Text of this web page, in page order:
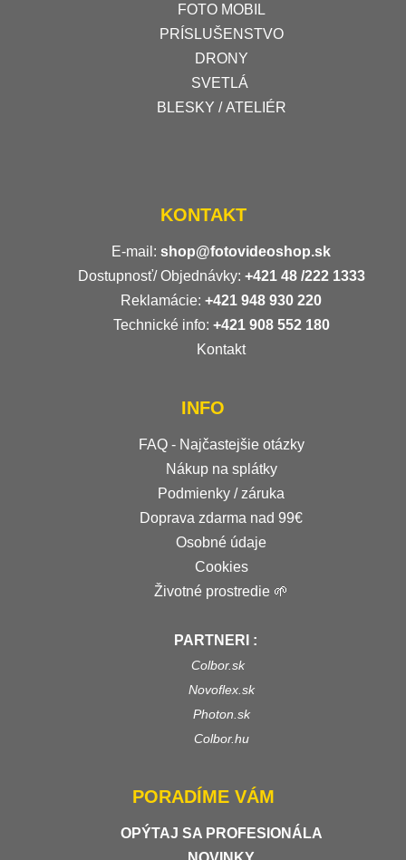
FOTO MOBIL
PRÍSLUŠENSTVO
DRONY
SVETLÁ
BLESKY / ATELIÉR
KONTAKT
E-mail: shop@fotovideoshop.sk
Dostupnosť/ Objednávky: +421 48 /222 1333
Reklamácie: +421 948 930 220
Technické info: +421 908 552 180
Kontakt
INFO
FAQ - Najčastejšie otázky
Nákup na splátky
Podmienky / záruka
Doprava zdarma nad 99€
Osobné údaje
Cookies
Životné prostredie 🌱
PARTNERI :
Colbor.sk
Novoflex.sk
Photon.sk
Colbor.hu
PORADÍME VÁM
OPÝTAJ SA PROFESIONÁLA